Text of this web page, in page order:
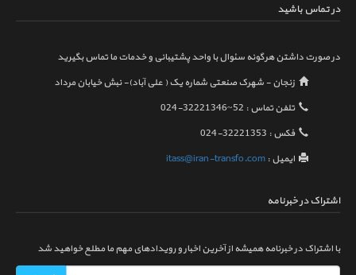
در تماس باشید
در صورت داشتن هرگونه سئوال با واحد پشتیبانی و خدمات ما تماس بگیرید
زنجان - شهرک صنعتی شماره یک ( علی آباد)- نبش خیابان مرداد
تلفن تماس : 024-32221346~52
فکس : 024-32221353
ایمیل : itass@iran-transfo.com
اشتراک در خبرنامه
با اشتراک در خبرنامه همیشه از آخرین اخبار و رویدادهای مهم ما مطلع خواهید شد